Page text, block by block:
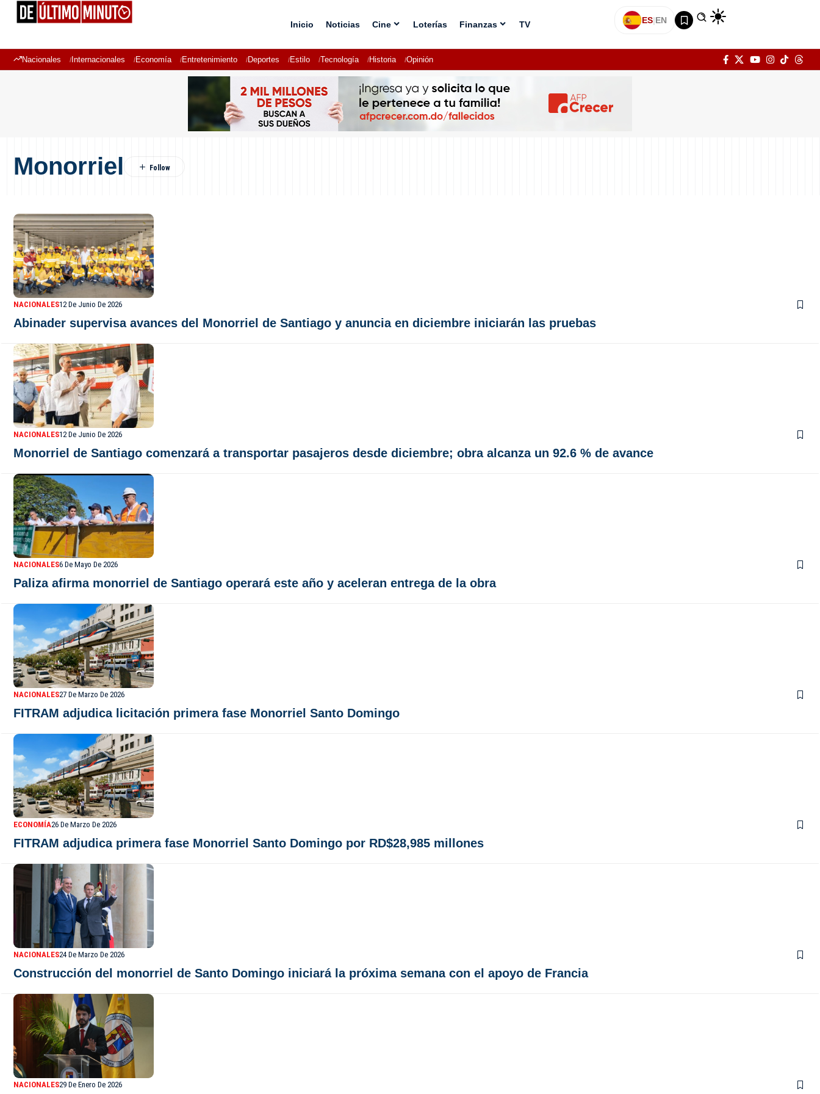
Inicio Noticias Cine Loterías Finanzas TV ES|EN
Nacionales Internacionales Economía Entretenimiento Deportes Estilo Tecnología Historia Opinión
Monorriel
NACIONALES12 De Junio De 2026
Abinader supervisa avances del Monorriel de Santiago y anuncia en diciembre iniciarán las pruebas
NACIONALES12 De Junio De 2026
Monorriel de Santiago comenzará a transportar pasajeros desde diciembre; obra alcanza un 92.6 % de avance
NACIONALES6 De Mayo De 2026
Paliza afirma monorriel de Santiago operará este año y aceleran entrega de la obra
NACIONALES27 De Marzo De 2026
FITRAM adjudica licitación primera fase Monorriel Santo Domingo
ECONOMÍA26 De Marzo De 2026
FITRAM adjudica primera fase Monorriel Santo Domingo por RD$28,985 millones
NACIONALES24 De Marzo De 2026
Construcción del monorriel de Santo Domingo iniciará la próxima semana con el apoyo de Francia
NACIONALES29 De Enero De 2026